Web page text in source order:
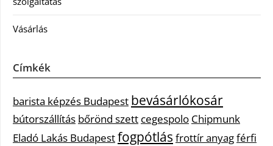
Vásárlás
Címkék
barista képzés Budapest bevásárlókosár
bútorszállítás bőrönd szett cegespolo Chipmunk
Eladó Lakás Budapestfogpótlás frottír anyagférfi